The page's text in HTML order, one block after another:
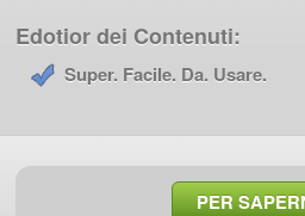
Edotior dei Contenuti:
Super. Facile. Da. Usare.
PER